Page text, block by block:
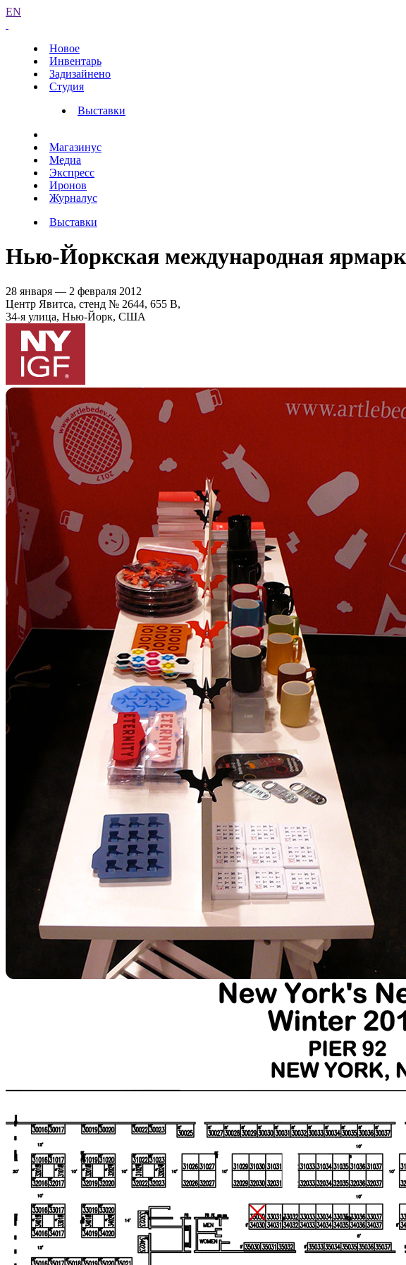
EN
Новое
Инвентарь
Задизайнено
Студия
Выставки
Магазинус
Медиа
Экспресс
Иронов
Журналус
Выставки
Нью-Йоркская международная
28 января — 2 февраля 2012
Центр Явитса, стенд № 2644, 655 В,
34-я улица, Нью-Йорк, США